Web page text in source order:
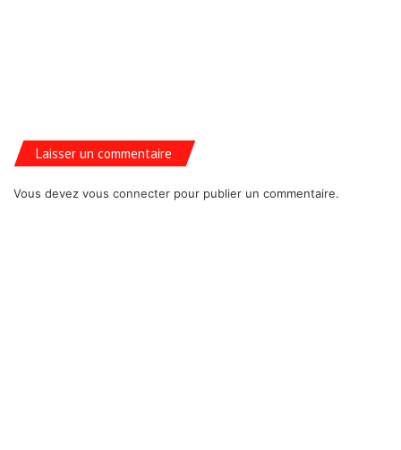
Laisser un commentaire
Vous devez vous connecter pour publier un commentaire.